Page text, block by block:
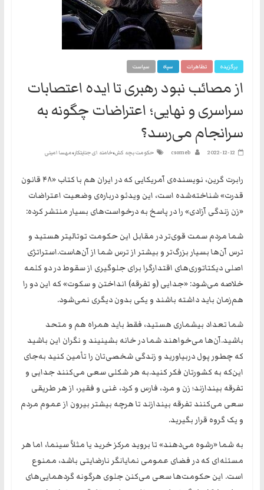
استبداد
نه
گفتند
هم
به
حکومت
برگزیده تظاهرات سپاه سیاست
از مصائب نبود رهبری تا ایده اعتصابات
سراسری و نهایی؛ اعتراضات چگونه به
سرانجام می‌رسد؟
2022-12-12
csomeb حکومت بچه کش،خامنه ای جنایتکار،مهسا امینی
رابرت گرین، نویسنده‌ی آمریکایی که در ایران هم با کتاب «۴٨ قانون
قدرت» شناخته‌شده است، این ویدئو درباره‌ی وضعیت اعتراضات
«زن زندگی آزادی» را در پاسخ به درخواست‌های بسیار منتشر کرده:
شما مردم سمت قوی‌تر در مقابل این حکومت توتالیتر هستید و
ترس آن‌ها بسیار بزرگ‌تر و بیشتر از ترس شما از آن‌هاست.‏استراتژی
اصلی دیکتاتوری‌های اقتدارگرا برای جلوگیری از سقوط در دو کلمه
خلاصه می‌شود: «جدایی (و تفرقه) ‌انداختن و سکوت» که این دو را
هم‌زمان باید داشته باشند و یکی بدون دیگری نمی‌شود.
‏شما تعداد بیشماری هستید، فقط باید همراه هم و متحد
باشید.آن‌ها می‌خواهند شما در خانه بشینیند و نگران این باشید
که چطور پول دربیاورید و زندگی شخصی‌تان را تأمین کنید به‌جای
این‌که به کشورتان فکر کنید.‏به هر شکلی سعی می‌کنند جدایی و
تفرقه بیندازند؛ زن و مرد، فارس و کرد، غنی و فقیر، از هر طریقی
سعی می‌کنند تفرقه بیندازند تا هرچه بیشتر بیرون از عموم مردم
و یک گروه قرار بگیرید.
به شما «رشوه می‌دهند» تا بروید مرکز خرید یا مثلاً سینما، اما هر
مسئله‌ای که در فضای عمومی نمایانگر نارضایتی باشد، ممنوع
است. این حکومت‌ها سعی می‌کنن جلوی هرگونه گرد‌همایی‌های